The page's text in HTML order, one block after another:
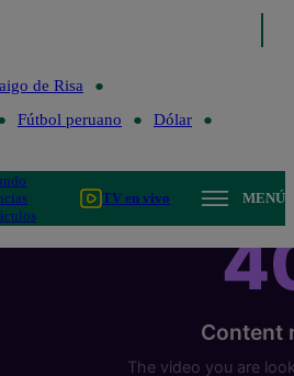
de Risa
Fútbol peruano
Dólar
TV en vivo MENÚ